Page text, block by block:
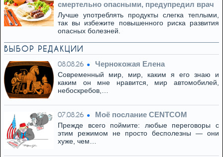
смертельно опасными, предупредил врач
Лучше употреблять продукты слегка теплыми,
так вы избежите повышенного риска развития
опасных болезней.
ВЫБОР РЕДАКЦИИ
08.08.26 Чернокожая Елена
Современный мир, мир, каким я его знаю и
каким он мне нравится, мир автомобилей,
небоскребов,…
07.08.26 Моё послание CENTCOM
Прежде всего поймите: любые переговоры с
этим режимом не просто бесполезны — они
хуже, чем…